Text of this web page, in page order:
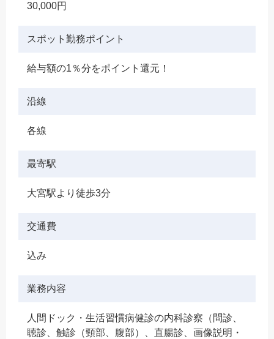
30,000円
スポット勤務ポイント
給与額の1％分をポイント還元！
沿線
各線
最寄駅
大宮駅より徒歩3分
交通費
込み
業務内容
人間ドック・生活習慣病健診の内科診察（問診、
聴診、触診（頸部、腹部）、直腸診、画像説明・